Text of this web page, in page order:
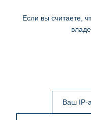
Если вы считаете,
Ваш IP-